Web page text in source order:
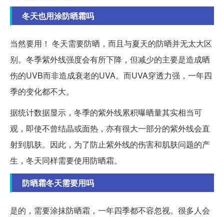
冬天也用涂防晒霜吗
当然要用！ 冬天需要防晒，而且与夏天的防晒并无太大区
别。冬季紫外线强度会有所下降，但减少的主要是造成晒
伤的UVB而非造成衰老的UVA。而UVA穿透力强，一年四
季的变化都不大。
据统计数据显示，冬季的紫外线累积曝晒量其实相当可
观，即使不曾结晶或面热，亦有很大一部分的紫外线会直
射到肌肤。因此，为了防止紫外线的伤害和肌肤问题的产
生，冬天同样需要使用防晒霜。
防晒霜冬天需要用吗
是的，需要涂抹防晒霜，一年四季都不容忽视。很多人会